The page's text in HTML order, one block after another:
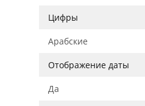
Цифры
Арабские
Отображение даты
Да